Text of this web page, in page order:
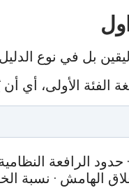
بل في نوع الدليل
الفئة الأولى،
الرافعة
الهامش · نسبة